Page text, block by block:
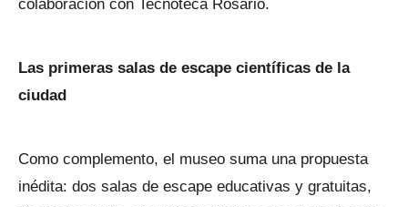
colaboración con Tecnoteca Rosario.
Las primeras salas de escape científicas de la
ciudad
Como complemento, el museo suma una propuesta
inédita: dos salas de escape educativas y gratuitas,